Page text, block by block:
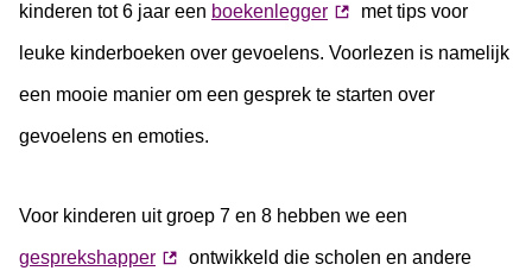
kinderen tot 6 jaar een boekenlegger met tips voor
leuke kinderboeken over gevoelens. Voorlezen is namelijk
een mooie manier om een gesprek te starten over
gevoelens en emoties.
Voor kinderen uit groep 7 en 8 hebben we een
gesprekshapper ontwikkeld die scholen en andere